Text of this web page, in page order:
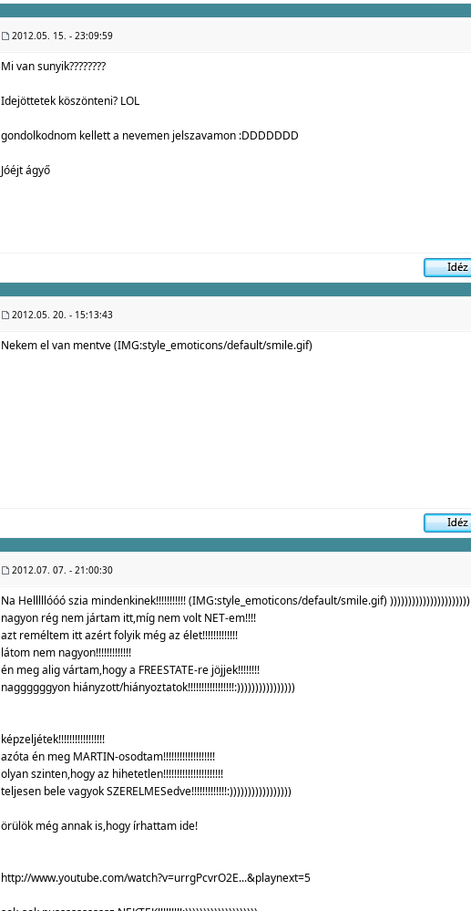
2012.05. 15. - 23:09:59
Mi van sunyik????????
Idejöttetek köszönteni? LOL
gondolkodnom kellett a nevemen jelszavamon :DDDDDDD
Jóéjt ágyő
2012.05. 20. - 15:13:43
Nekem el van mentve (IMG:style_emoticons/default/smile.gif)
2012.07. 07. - 21:00:30
Na Helllllóóó szia mindenkinek!!!!!!!!!!! (IMG:style_emoticons/default/smile.gif) ))))))))))))))))))))))
nagyon rég nem jártam itt,míg nem volt NET-em!!!!
azt reméltem itt azért folyik még az élet!!!!!!!!!!!!!
látom nem nagyon!!!!!!!!!!!!!
én meg alig vártam,hogy a FREESTATE-re jöjjek!!!!!!!!
naggggggyon hiányzott/hiányoztatok!!!!!!!!!!!!!!!!!:))))))))))))))))
képzeljétek!!!!!!!!!!!!!!!!!
azóta én meg MARTIN-osodtam!!!!!!!!!!!!!!!!!!!
olyan szinten,hogy az hihetetlen!!!!!!!!!!!!!!!!!!!!!!
teljesen bele vagyok SZERELMESedve!!!!!!!!!!!!!:)))))))))))))))))
örülök még annak is,hogy írhattam ide!
http://www.youtube.com/watch?v=urrgPcvrO2E...&playnext=5